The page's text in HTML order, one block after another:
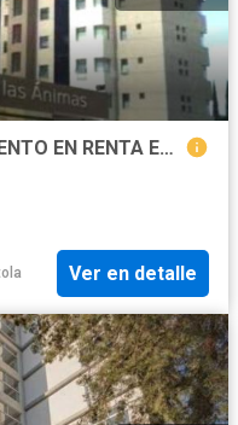
A04.3 EXCELENTE DEPARTAMENTO EN RENTA EN TORRES DE LAS ANIMAS
Ver en detalle